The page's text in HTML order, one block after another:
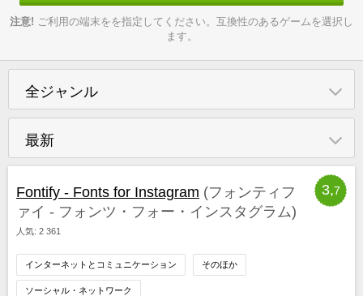
注意! ご利用の端末をを指定してください。互換性のあるゲームを選択し
ます。
全ジャンル
最新
3,7
Fontify - Fonts for Instagram (フォンティフ
ァイ - フォンツ・フォー・インスタグラム)
人気: 2 361
インターネットとコミュニケーション そのほか
ソーシャル・ネットワーク